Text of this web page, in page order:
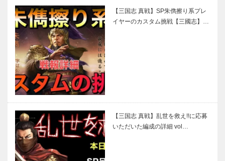
【三国志 真戦】SP朱儁擦り系プレ
イヤーのカスタム挑戦【三國志】…
【三国志 真戦】乱世を救え!!に応募
いただいた編成の詳細 vol…